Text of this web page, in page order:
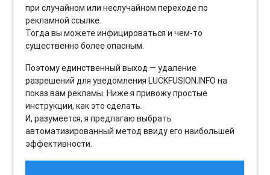
при случайном или неслучайном переходе по
рекламной ссылке.
Тогда вы можете инфицироваться и чем-то
существенно более опасным.
Поэтому единственный выход — удаление
разрешений для уведомления LUCKFUSION.INFO на
показ вам рекламы. Ниже я привожу простые
инструкции, как это сделать.
И, разумеется, я предлагаю выбрать
автоматизированный метод ввиду его наибольшей
эффективности.